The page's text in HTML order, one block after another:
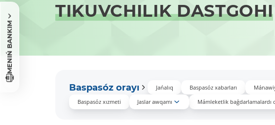
MENIŃ BANKIM
TIKUVCHILIK DASTGOHI
Baspasóz orayı Jańalıq Baspasóz xabarları
Baspasóz xızmeti
Jaslar awqamı Mámleketlik baǵdarlamalardı